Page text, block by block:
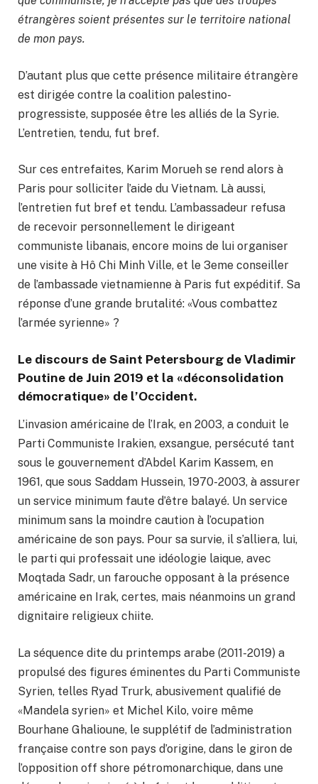
étrangères soient présentes sur le territoire national
de mon pays.
D’autant plus que cette présence militaire étrangère
est dirigée contre la coalition palestino-
progressiste, supposée être les alliés de la Syrie.
L’entretien, tendu, fut bref.
Sur ces entrefaites, Karim Morueh se rend alors à
Paris pour solliciter l’aide du Vietnam. Là aussi,
l’entretien fut bref et tendu. L’ambassadeur refusa
de recevoir personnellement le dirigeant
communiste libanais, encore moins de lui organiser
une visite à Hô Chi Minh Ville, et le 3eme conseiller
de l’ambassade vietnamienne à Paris fut expéditif. Sa
réponse d’une grande brutalité: «Vous combattez
l’armée syrienne» ?
Le discours de Saint Petersbourg de Vladimir
Poutine de Juin 2019 et la «déconsolidation
démocratique» de l’Occident.
L’invasion américaine de l’Irak, en 2003, a conduit le
Parti Communiste Irakien, exsangue, persécuté tant
sous le gouvernement d’Abdel Karim Kassem, en
1961, que sous Saddam Hussein, 1970-2003, à assurer
un service minimum faute d’être balayé. Un service
minimum sans la moindre caution à l’ocupation
américaine de son pays. Pour sa survie, il s’alliera, lui,
le parti qui professait une idéologie laique, avec
Moqtada Sadr, un farouche opposant à la présence
américaine en Irak, certes, mais néanmoins un grand
dignitaire religieux chiite.
La séquence dite du printemps arabe (2011-2019) a
propulsé des figures éminentes du Parti Communiste
Syrien, telles Ryad Trurk, abusivement qualifié de
«Mandela syrien» et Michel Kilo, voire même
Bourhane Ghalioune, le supplétif de l’administration
française contre son pays d’origine, dans le giron de
l’opposition off shore pétromonarchique, dans une